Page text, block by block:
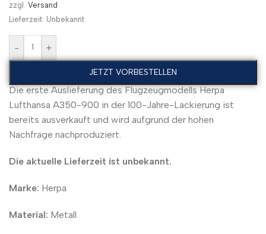
zzgl. Versand
Lieferzeit: Unbekannt
- +
JETZT VORBESTELLEN
Die erste Auslieferung des Flugzeugmodells Herpa
Lufthansa A350-900 in der 100-Jahre-Lackierung ist
bereits ausverkauft und wird aufgrund der hohen
Nachfrage nachproduziert.
Die aktuelle Lieferzeit ist unbekannt.
Marke: Herpa
Material: Metall